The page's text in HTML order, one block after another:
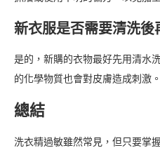
新衣服是否需要清洗後
是的，新購的衣物最好先用清水
的化學物質也會對皮膚造成刺激。
總結
洗衣精過敏雖然常見，但只要掌